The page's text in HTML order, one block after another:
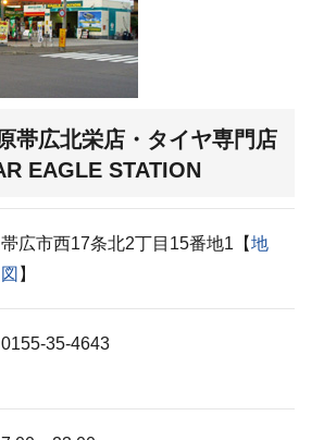
帯広北栄店・タイヤ専門店
EAGLE STATION
帯広市西17条北2丁目15番地1【地
図 】
0155-35-4643